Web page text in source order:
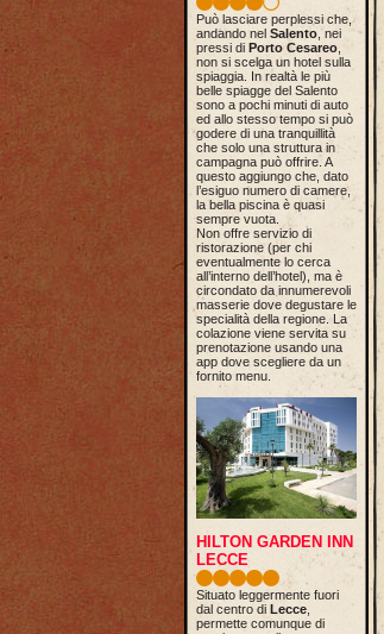
Può lasciare perplessi che,
andando nel Salento , nei
pressi di Porto Cesareo
non si scelga un hotel sulla
spiaggia. In realtà le più
belle spiagge del Salento
sono a pochi minuti di auto
ed allo stesso tempo si può
godere di una tranquillità
che solo una struttura in
campagna può offrire. A
questo aggiungo che, dato
l’esiguo numero di camere,
la bella piscina è quasi
sempre vuota.
Non offre servizio di
ristorazione (per chi
eventualmente lo cerca
all’interno dell’hotel), ma è
circondato da innumerevoli
masserie dove degustare le
specialità della regione. La
colazione viene servita su
prenotazione usando una
app dove scegliere da un
fornito menu.
HILTON GARDEN INN
LECCE
Situato leggermente fuori
dal centro di Lecce
permette comunque di